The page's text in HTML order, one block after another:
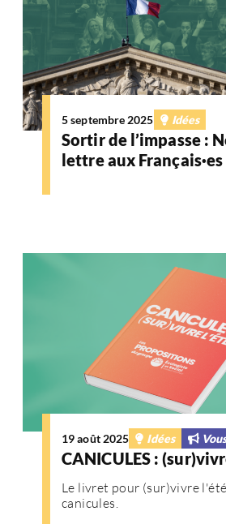
5 septembre 2025 Idées
Sortir de l’impasse :
lettre aux Français·es
19 août 2025 Idées
CANICULES :
Le livret pour (sur)vivre
canicules.